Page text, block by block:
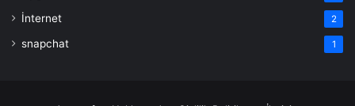
İnternet 2
snapchat 1